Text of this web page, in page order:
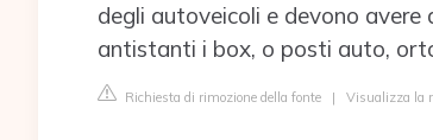
degli autoveicoli e devono
antistanti i box, o posti auto,
Richiesta di rimozione della fonte | Visualizza la